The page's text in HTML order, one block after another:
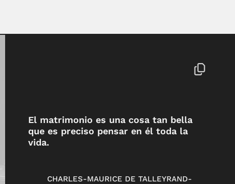
El matrimonio es una cosa tan bella
que es preciso pensar en él toda la
vida.
CHARLES-MAURICE DE TALLEYRAND-